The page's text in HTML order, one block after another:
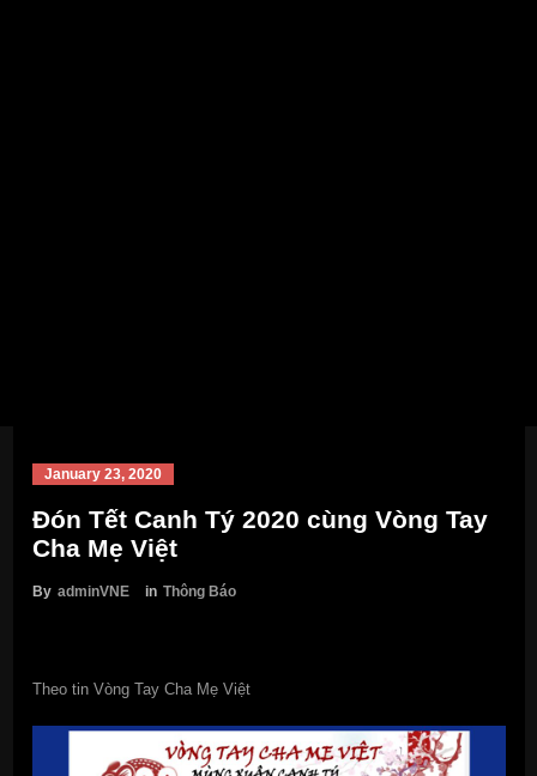
January 23, 2020
Đón Tết Canh Tý 2020 cùng Vòng Tay
Cha Mẹ Việt
By adminVNE in Thông Báo
Theo tin Vòng Tay Cha Mẹ Việt